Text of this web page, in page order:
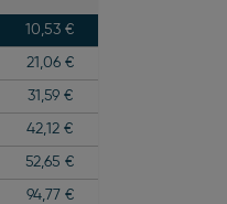
10,53 €
21,06 €
31,59 €
42,12 €
52,65 €
94,77 €